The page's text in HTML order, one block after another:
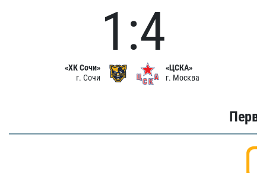
«ХК Сочи»
г. Сочи
1:4
«ЦСКА»
г. Москва